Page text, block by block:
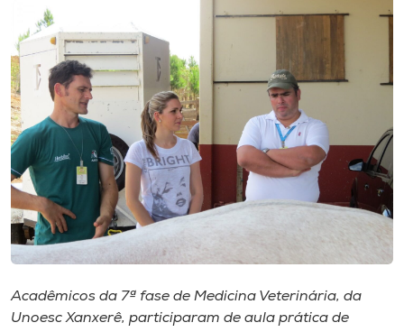
Biblioteca
Editora
Rádio
Museu
Unoesc
Store
Acadêmicos da 7ª fase de Medicina Veterinária, da
Unoesc Xanxerê, participaram de aula prática de